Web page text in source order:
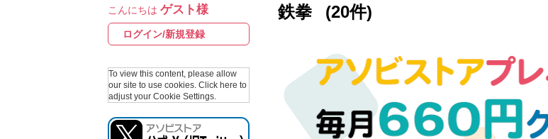
CD / Blu-ray
プロジェクトアイマス ヴイアライヴ
テイルズ オブ シリーズ
スサノオマジック
ドラゴンボール
こんにちは ゲスト様
ログイン/新規登録
To view this content, please allow
our site to use cookies. Click here to
adjust your Cookie Settings.
鉄拳 (20件)